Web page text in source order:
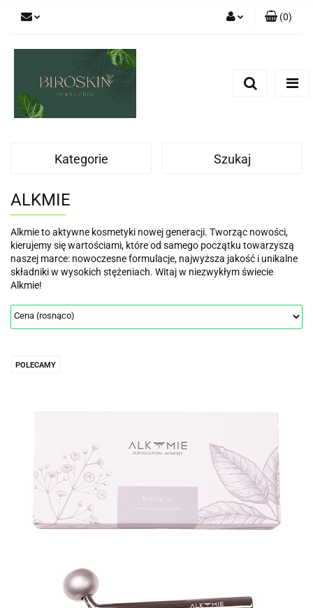
(0)
Kategorie Szukaj
ALKMIE
Alkmie to aktywne kosmetyki nowej generacji. Tworząc nowości,
kierujemy się wartościami, które od samego początku towarzyszą
naszej marce: nowoczesne formulacje, najwyższa jakość i unikalne
składniki w wysokich stężeniach. Witaj w niezwykłym świecie
Alkmie!
POLECAMY